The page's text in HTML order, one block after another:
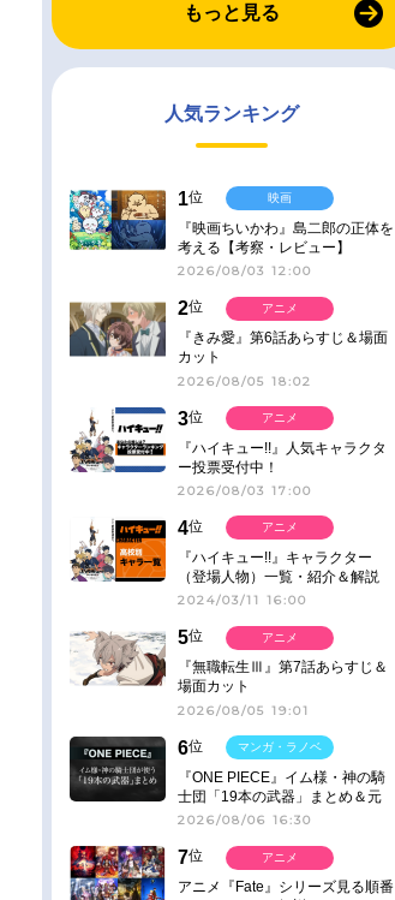
もっと見る
人気ランキング
1位
『映画ちいかわ』島二郎の正体を
考える【考察・レビュー】
2026/08/03 12:00
映画
2位
『きみ愛』第6話あらすじ＆場面
カット
2026/08/05 18:02
アニメ
3位
『ハイキュー!!』人気キャラクタ
ー投票受付中！
2026/08/03 17:00
アニメ
4位
『ハイキュー!!』キャラクター
（登場人物）一覧・紹介＆解説
2024/03/11 16:00
アニメ
5位
『無職転生Ⅲ』第7話あらすじ＆
場面カット
2026/08/05 19:01
アニメ
6位
『ONE PIECE』イム様・神の騎
士団「19本の武器」まとめ＆元
ネタ
2026/08/06 16:30
マンガ・ラノベ
7位
アニメ『Fate』シリーズ見る順番
アニメ